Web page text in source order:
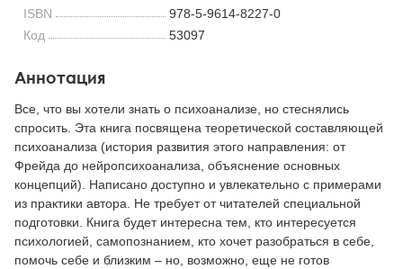
ISBN
978-5-9614-8227-0
Код
53097
Аннотация
Все, что вы хотели знать о психоанализе, но стеснялись
спросить. Эта книга посвящена теоретической составляющей
психоанализа (история развития этого направления: от
Фрейда до нейропсихоанализа, объяснение основных
концепций). Написано доступно и увлекательно с примерами
из практики автора. Не требует от читателей специальной
подготовки. Книга будет интересна тем, кто интересуется
психологией, самопознанием, кто хочет разобраться в себе,
помочь себе и близким – но, возможно, еще не готов